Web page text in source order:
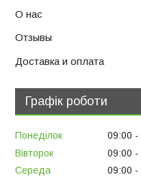
О нас
Отзывы
Доставка и оплата
Графік роботи
Понеділок 09:00
Вівторок
09:00
Середа
09:00